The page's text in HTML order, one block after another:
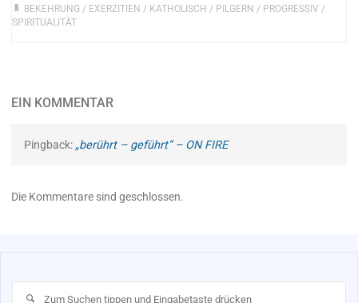
BEKEHRUNG / EXERZITIEN / KATHOLISCH / PILGERN / PROGRESSIV /
SPIRITUALITÄT
EIN KOMMENTAR
Pingback: „berührt – geführt“ – ON FIRE
Die Kommentare sind geschlossen.